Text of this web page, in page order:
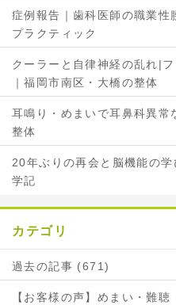
症例報告｜歯科医師の職業性
プラクティック
クーラーと自律神経の乱れ|
｜福岡市南区・大橋の整体
耳鳴り・めまいで耳鼻科異常
整体
20年ぶりの再会と脳機能の
学記
カテゴリ
過去の記事 (671)
【お客様の声】めまい・難